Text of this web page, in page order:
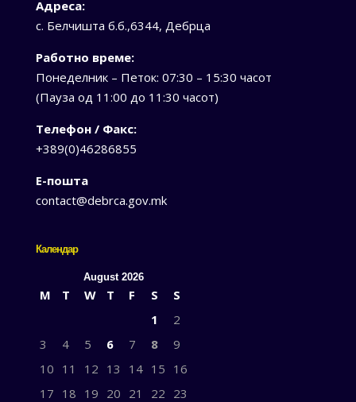
Адреса:
с. Белчишта б.б.,6344, Дебрца
Работно време:
Понеделник – Петок: 07:30 – 15:30 часот
(Пауза од 11:00 до 11:30 часот)
Телефон / Факс:
+389(0)46286855
Е-пошта
contact@debrca.gov.mk
Календар
August 2026
M T W T F S
S
1
2
3
4 5 6 7 8
9
10 11 12 13 14 15 16
17 18 19 20 21 22 23